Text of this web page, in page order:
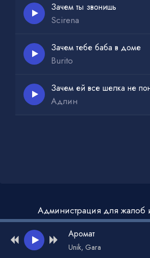
Ведь мы с тобой целый мир
Перевернули
Зачем эти цирки
Зачем ты звонишь
Scirena
Зачем тебе баба в доме
Burito
Адлин
Администрация для жалоб
Аромат
Unik, Gara